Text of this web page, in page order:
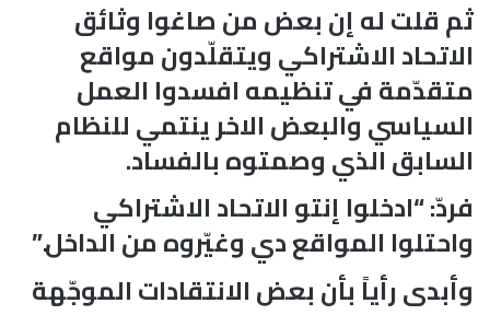
ثم قلت له إن بعض من صاغوا وثائق
الاتحاد الاشتراكي ويتقلّدون مواقع
متقدّمة في تنظيمه افسدوا العمل
السياسي والبعض الاخر ينتمي للنظام
السابق الذي وصمتوه بالفساد.
فردّ: “ادخلوا إنتو الاتحاد الاشتراكي
واحتلوا المواقع دي وغيّروه من الداخل.”
وأبدى رأياً بأن بعض الانتقادات الموجّهة